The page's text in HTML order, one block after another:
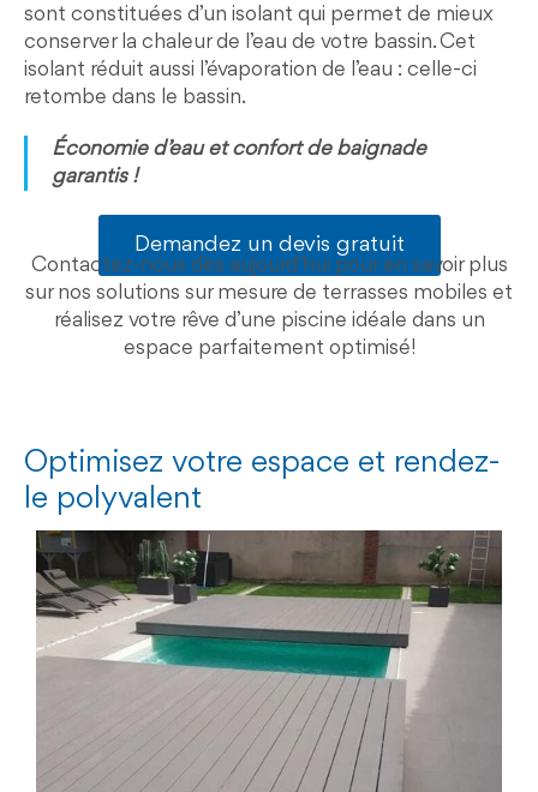
sont constituées d’un isolant qui permet de mieux
conserver la chaleur de l’eau de votre bassin. Cet
isolant réduit aussi l’évaporation de l’eau : celle-ci
retombe dans le bassin.
Économie d’eau et confort de baignade
garantis !
Demandez un devis gratuit
Contactez-nous dès aujourd’hui pour en savoir plus
sur nos solutions sur mesure de terrasses mobiles et
réalisez votre rêve d’une piscine idéale dans un
espace parfaitement optimisé!
Optimisez votre espace et rendez-
le polyvalent